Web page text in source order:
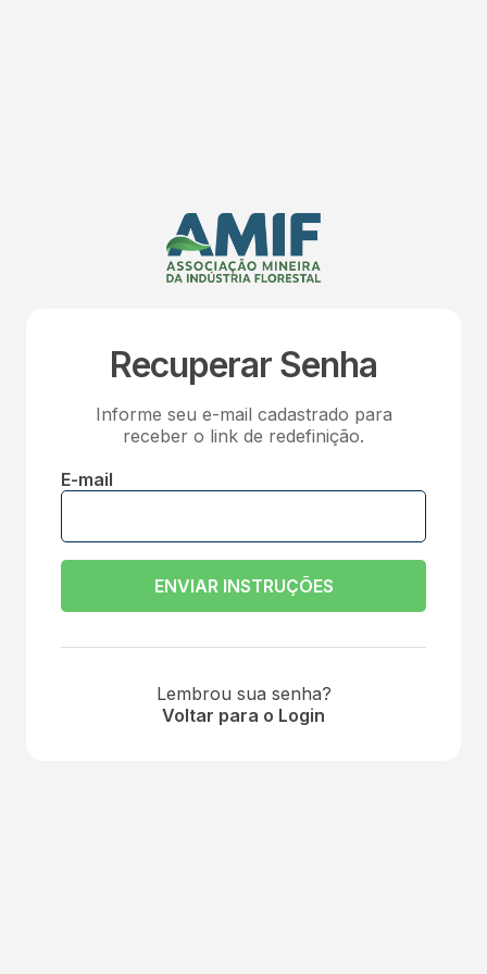
Recuperar Senha
Informe seu e-mail cadastrado para
receber o link de redefinição.
E-mail
ENVIAR INSTRUÇÕES
Lembrou sua senha?
Voltar para o Login